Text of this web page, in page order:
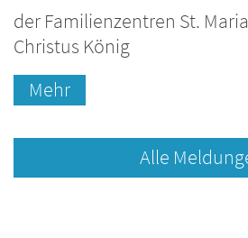
der Familienzentren St.
Christus König
Mehr
Alle